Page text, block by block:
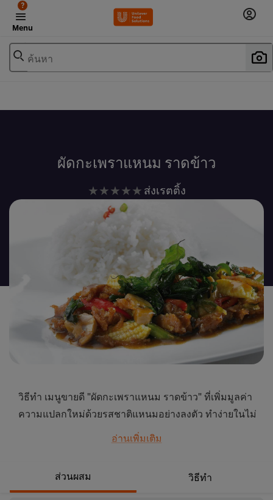
Menu
?
ค้นหา
ผัดกะเพราแหนม ราดข้าว
ไม่มี
การ
คะแนน
สำหรับ
recipe
นี้
ส่งเรตติ้ง
วิธีทำ เมนูขายดี "ผัดกะเพราแหนม ราดข้าว" ที่เพิ่มมูลค่า
ความแปลกใหม่ด้วยรสชาติแหนมอย่างลงตัว ทำง่ายในไม่
กี่ขั้นตอน คลิกดูสูตรอาหารเลย
อ่านเพิ่มเติม
ส่วนผสม วิธีทำ